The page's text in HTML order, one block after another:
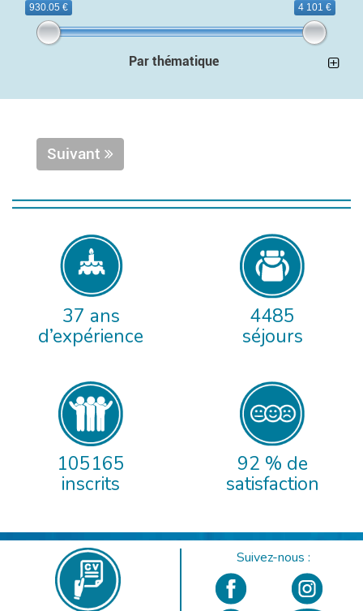
930.05 € 4 101 €
Par thématique
Suivant
37 ans
d’expérience
4485
séjours
105165
inscrits
92 % de
satisfaction
Suivez-nous :